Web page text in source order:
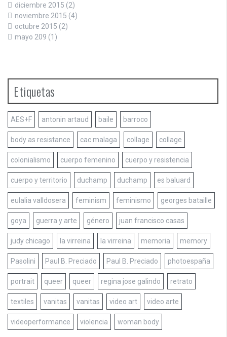
diciembre 2015 (2)
noviembre 2015 (4)
octubre 2015 (2)
mayo 209 (1)
Etiquetas
AES+F antonin artaud baile barroco
body as resistance cac malaga collage collage
colonialismo cuerpo femenino cuerpo y resistencia
cuerpo y territorio duchamp duchamp es baluard
eulalia valldosera feminism feminismo georges bataille
goya guerra y arte género juan francisco casas
judy chicago la virreina la virreina memoria memory
Pasolini Paul B. Preciado Paul B. Preciado photoespaña
portrait queer queer regina jose galindo retrato
textiles vanitas vanitas video art video arte
videoperformance violencia woman body